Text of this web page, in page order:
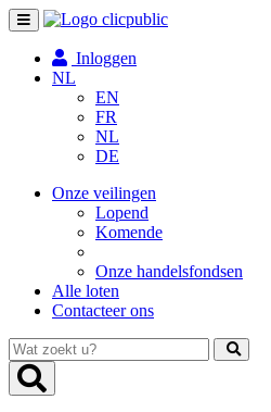
Toggle
navigation
Inloggen
NL
EN
FR
NL
DE
Onze veilingen
Lopend
Komende
Onze handelsfondsen
Alle loten
Contacteer ons
Wat
zoekt
u?